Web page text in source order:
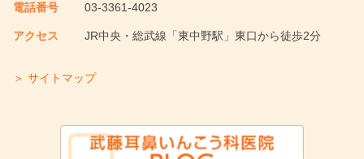
電話番号 03-3361-4023
アクセス JR中央・総武線「東中野駅」東口から徒歩2分
＞ サイトマップ